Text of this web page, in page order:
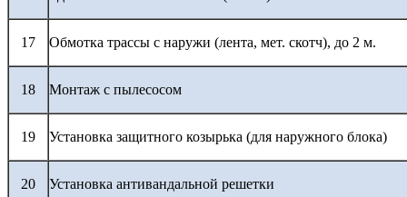
17 Обмотка трассы с наружи (лента, мет. скотч), до 2 м.
18 Монтаж с пылесосом
19 Установка защитного козырька (для наружного блока)
20 Установка антивандальной решетки